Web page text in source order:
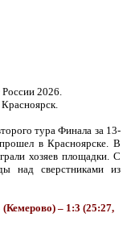
2026.
тура Финала за 13-
в Красноярске. В
хозяев площадки. С
над сверстниками из
(Кемерово) – 1:3 (25:27,